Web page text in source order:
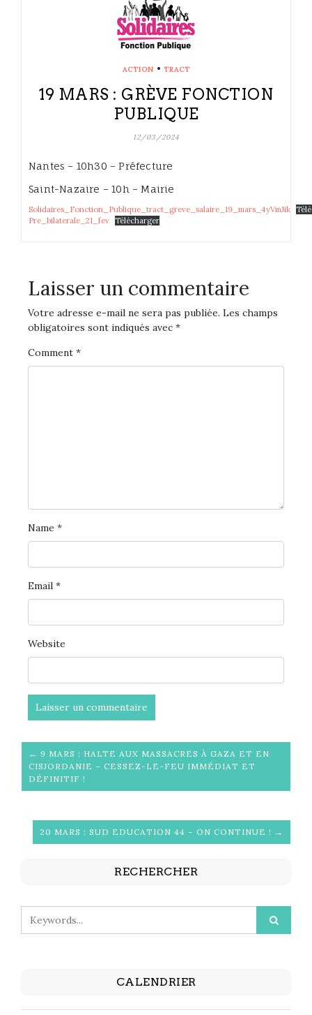
ACTION • TRACT
19 MARS : GRÈVE FONCTION
PUBLIQUE
12/03/2024
Nantes – 10h30 – Préfecture
Saint-Nazaire – 10h – Mairie
Solidaires_Fonction_Publique_tract_greve_salaire_19_mars_4yVmJik
Pre_bilaterale_21_fev Télécharger
Laisser un commentaire
Votre adresse e-mail ne sera pas publiée. Les champs
obligatoires sont indiqués avec *
Comment *
Name *
Email *
Website
← 9 MARS : HALTE AUX MASSACRES À GAZA ET EN
CISJORDANIE – CESSEZ-LE-FEU IMMÉDIAT ET
DÉFINITIF !
20 MARS : SUD EDUCATION 44 – ON CONTINUE ! →
RECHERCHER
CALENDRIER